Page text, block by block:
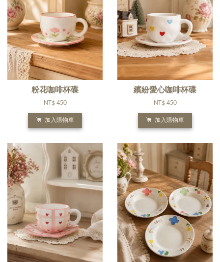
粉花咖啡杯碟
NT$ 450
加入購物車
繽紛愛心咖啡杯碟
NT$ 450
加入購物車